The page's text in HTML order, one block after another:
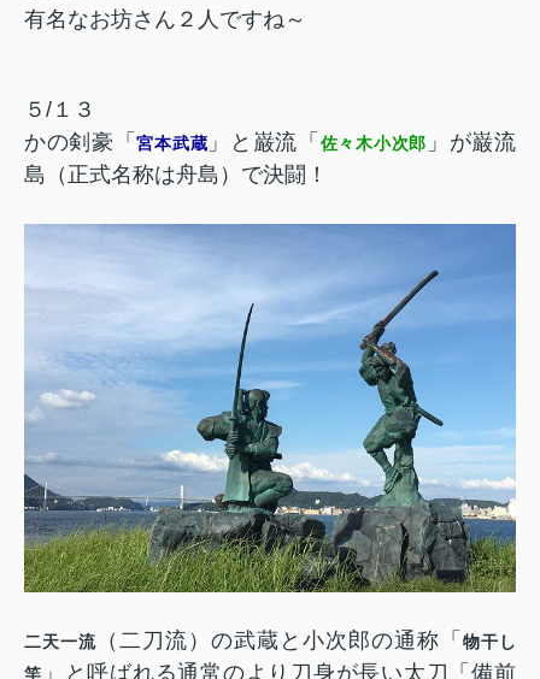
有名なお坊さん２人ですね～
５/１３
かの剣豪「宮本武蔵 」と巌流「 佐々木小次郎 」が巌流
島（正式名称は舟島）で決闘！
二天一流 （二刀流）の武蔵と小次郎の通称「 物干し
竿 」と呼ばれる通常のより刀身が長い太刀「備前